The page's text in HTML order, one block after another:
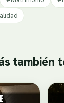
también